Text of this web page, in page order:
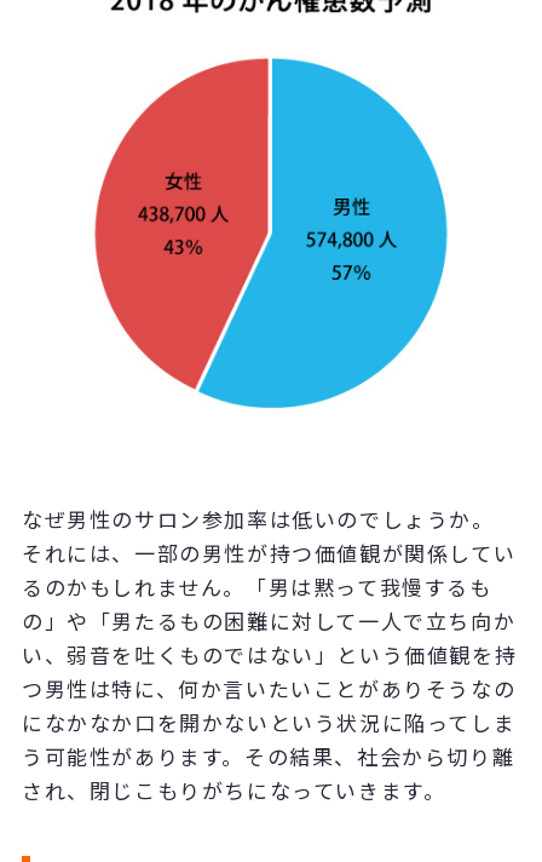
なぜ男性のサロン参加率は低いのでしょうか。
それには、一部の男性が持つ価値観が関係してい
るのかもしれません。「男は黙って我慢するも
の」や「男たるもの困難に対して一人で立ち向か
い、弱音を吐くものではない」という価値観を持
つ男性は特に、何か言いたいことがありそうなの
になかなか口を開かないという状況に陥ってしま
う可能性があります。その結果、社会から切り離
され、閉じこもりがちになっていきます。